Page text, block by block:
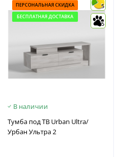
ПЕРСОНАЛЬНАЯ СКИДКА
БЕСПЛАТНАЯ ДОСТАВКА
5
5
В наличии
Тумба под ТВ Urban Ultra/
Урбан Ультра 2